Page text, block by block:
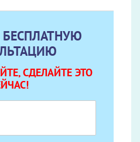
СДЕЛАЙТЕ ЭТО